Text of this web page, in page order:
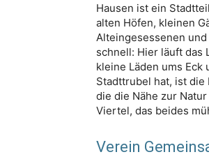
Hausen ist ein
alten Höfen, kleinen
Alteingesessenen
schnell: Hier läuft das
kleine Läden ums
Stadttrubel hat, ist
die die Nähe zur
Viertel, das beides
Verein